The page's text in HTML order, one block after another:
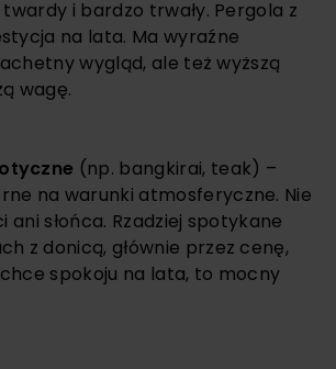
twardy i bardzo trwały. Pergola z
na lata. Ma wyraźne
wygląd, ale też wyższą
wagę.
(np. bangkirai, teak) –
na warunki atmosferyczne. Nie
ani słońca. Rzadziej spotykane
z donicą, głównie przez cenę,
spokoju na lata, to mocny